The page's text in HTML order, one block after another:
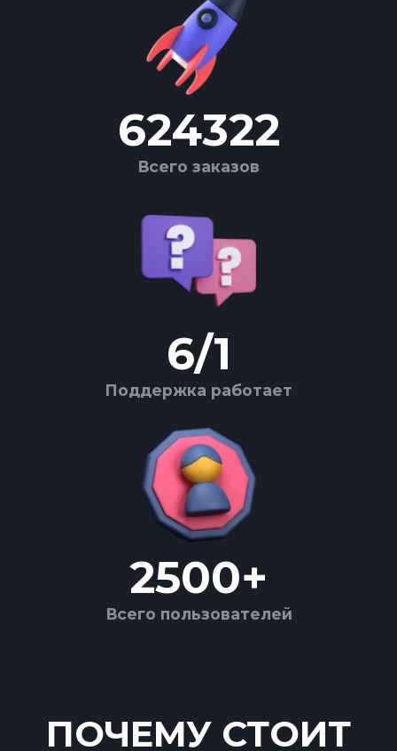
624322
Всего заказов
6/1
Поддержка работает
2500+
Всего пользователей
ПОЧЕМУ СТОИТ